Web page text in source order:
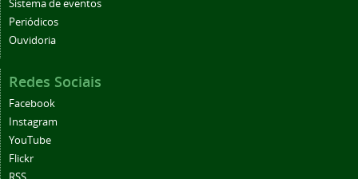
Sistema de eventos
Periódicos
Ouvidoria
Redes Sociais
Facebook
Instagram
YouTube
Flickr